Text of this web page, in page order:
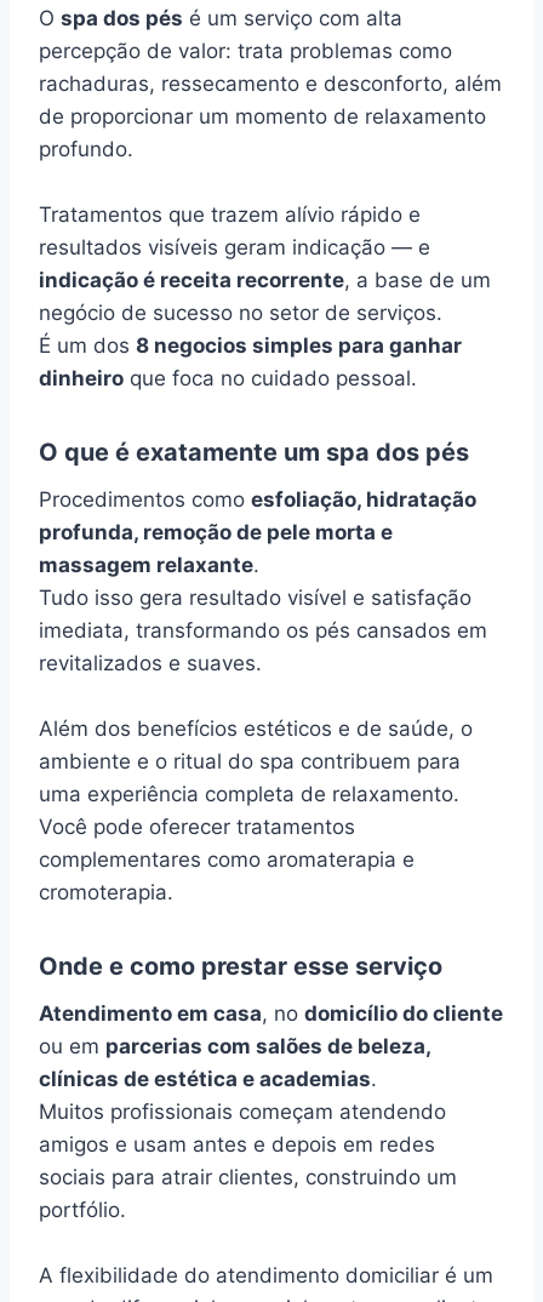
O spa dos pés é um serviço com alta
percepção de valor: trata problemas como
rachaduras, ressecamento e desconforto, além
de proporcionar um momento de relaxamento
profundo.
Tratamentos que trazem alívio rápido e
resultados visíveis geram indicação — e
indicação é receita recorrente, a base de um
negócio de sucesso no setor de serviços.
É um dos 8 negocios simples para ganhar
dinheiro que foca no cuidado pessoal.
O que é exatamente um spa dos pés
Procedimentos como esfoliação, hidratação
profunda, remoção de pele morta e
massagem relaxante.
Tudo isso gera resultado visível e satisfação
imediata, transformando os pés cansados em
revitalizados e suaves.
Além dos benefícios estéticos e de saúde, o
ambiente e o ritual do spa contribuem para
uma experiência completa de relaxamento.
Você pode oferecer tratamentos
complementares como aromaterapia e
cromoterapia.
Onde e como prestar esse serviço
Atendimento em casa, no domicílio do cliente
ou em parcerias com salões de beleza,
clínicas de estética e academias.
Muitos profissionais começam atendendo
amigos e usam antes e depois em redes
sociais para atrair clientes, construindo um
portfólio.
A flexibilidade do atendimento domiciliar é um